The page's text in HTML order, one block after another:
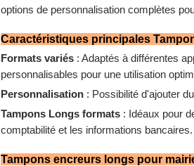
options de personnalisation complètes
Caractéristiques principales
Formats variés : Adaptés à différentes
personnalisables pour une utilisation
Personnalisation : Possibilité d'ajouter
Tampons Longs formats : Idéaux pour
comptabilité et les informations bancaires.
Tampons encreurs longs pour